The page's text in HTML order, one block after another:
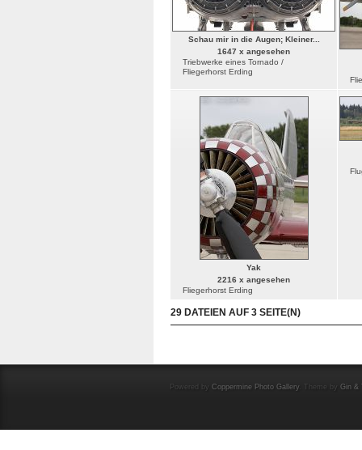
Schau mir in die Augen; Kleiner...
1647 x angesehen
Triebwerke eines Tornado /
Fliegerhorst Erding
Yak
2216 x angesehen
Fliegerhorst Erding
29 DATEIEN AUF 3 SEITE(N)
Powered by Coppermine Photo Gallery. Theme by Gin &